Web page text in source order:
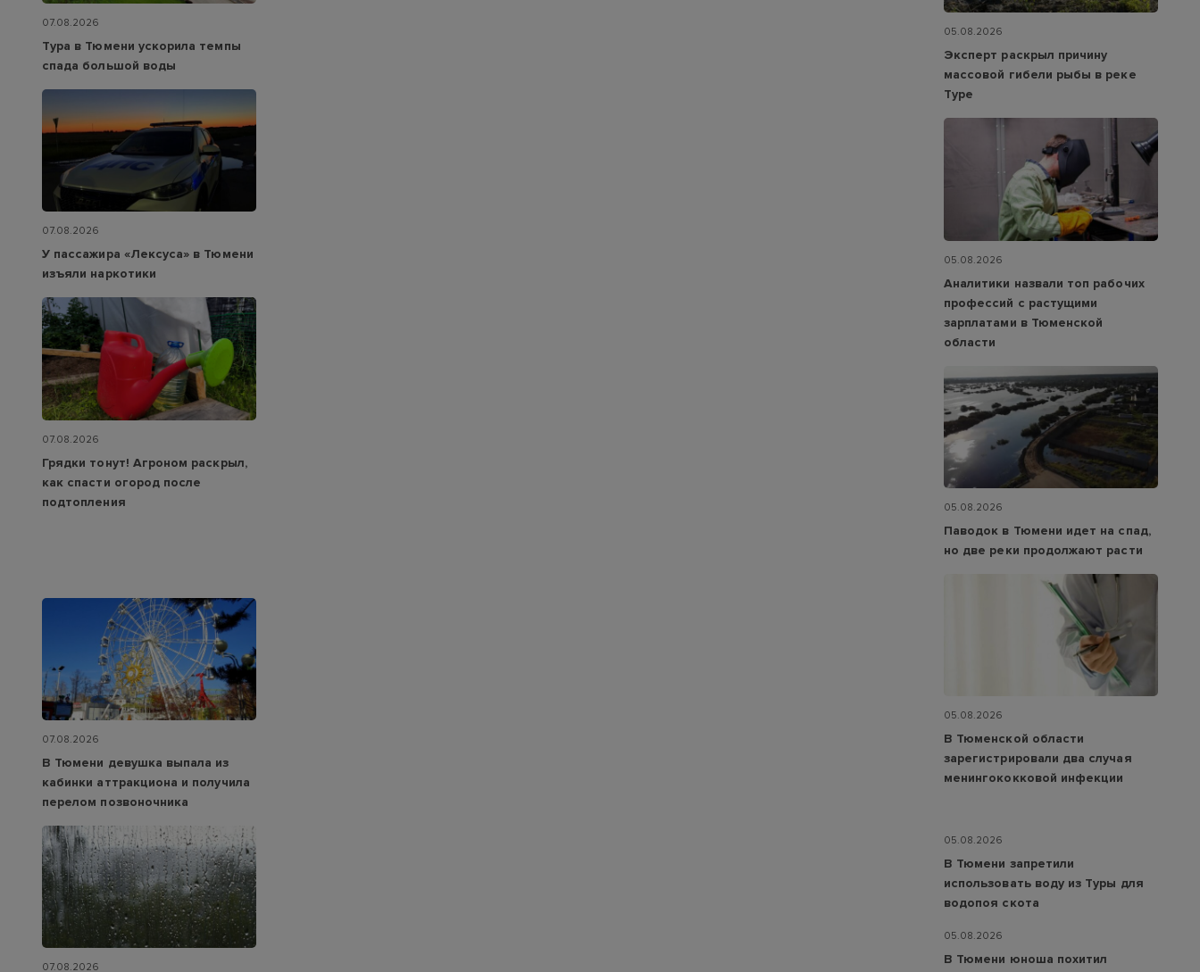
07.08.2026
Тура в Тюмени ускорила темпы
спада большой воды
07.08.2026
У пассажира «Лексуса» в Тюмени
изъяли наркотики
07.08.2026
Грядки тонут! Агроном раскрыл,
как спасти огород после
подтопления
07.08.2026
В Тюмени девушка выпала из
кабинки аттракциона и получила
перелом позвоночника
07.08.2026
05.08.2026
Эксперт раскрыл причину
массовой гибели рыбы в реке
Туре
05.08.2026
Аналитики назвали топ рабочих
профессий с растущими
зарплатами в Тюменской
области
05.08.2026
Паводок в Тюмени идет на спад,
но две реки продолжают расти
05.08.2026
В Тюменской области
зарегистрировали два случая
менингококковой инфекции
05.08.2026
В Тюмени запретили
использовать воду из Туры для
водопоя скота
05.08.2026
В Тюмени юноша похитил